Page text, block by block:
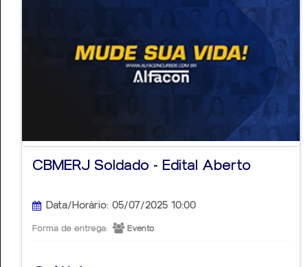
CBMERJ Soldado - Edital Aberto
Data/Horário: 05/07/2025 10:00
Forma de entrega: Evento